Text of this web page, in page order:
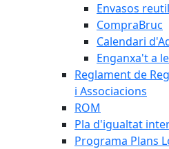
Envasos
CompraBruc
Calendari
Enganxa't a
Reglament de
i Associacions
ROM
Pla d'igualtat
Programa Plans